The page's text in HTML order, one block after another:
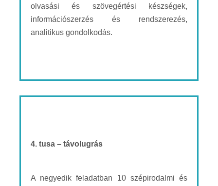
olvasási és szövegértési készségek,
információszerzés és rendszerezés,
analitikus gondolkodás.
4. tusa – távolugrás
A negyedik feladatban 10 szépirodalmi és